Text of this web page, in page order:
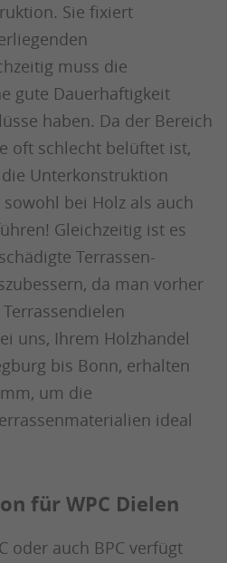
Sie fixiert
muss die
gute Dauerhaftigkeit
haben. Da der Bereich
oft schlecht belüftet ist,
Unterkonstruktion
bei Holz als auch
Gleichzeitig ist es
Terrassen-
da man vorher
uns, Ihrem Holzhandel
bis Bonn, erhalten
um die
ideal
für WPC Dielen
oder auch BPC verfügt